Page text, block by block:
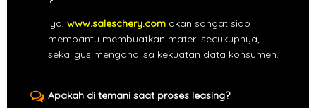
Iya, www.saleschery.com akan sangat siap
membantu membuatkan materi secukupnya,
sekaligus menganalisa kekuatan data konsumen.
Apakah di temani saat proses leasing?